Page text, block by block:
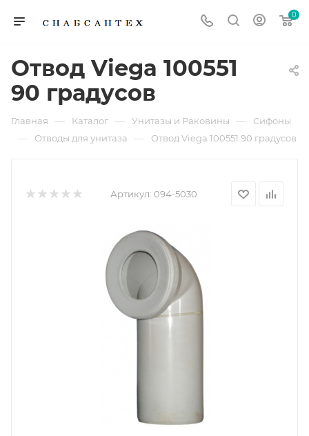
0
Отвод Viega 100551
90 градусов
Главная — Каталог — Унитазы и Раковины — Сифоны
— Отводы для унитаза — Отвод Viega 100551 90 градусов
Артикул: 094-5030